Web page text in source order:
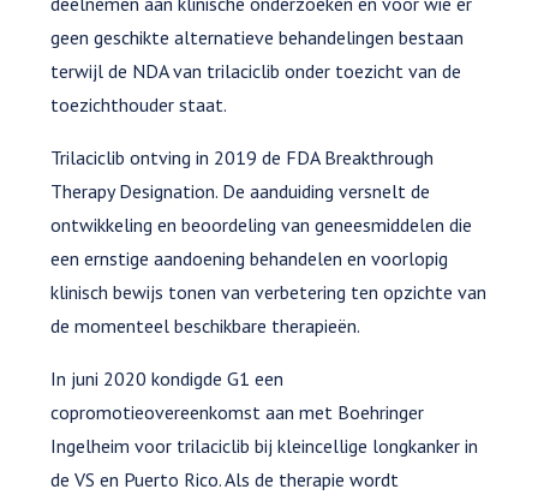
geen geschikte alternatieve behandelingen bestaan
terwijl de NDA van trilaciclib onder toezicht van de
toezichthouder staat.
Trilaciclib ontving in 2019 de FDA Breakthrough
Therapy Designation. De aanduiding versnelt de
ontwikkeling en beoordeling van geneesmiddelen die
een ernstige aandoening behandelen en voorlopig
klinisch bewijs tonen van verbetering ten opzichte van
de momenteel beschikbare therapieën.
In juni 2020 kondigde G1 een
copromotieovereenkomst aan met Boehringer
Ingelheim voor trilaciclib bij kleincellige longkanker in
de VS en Puerto Rico. Als de therapie wordt